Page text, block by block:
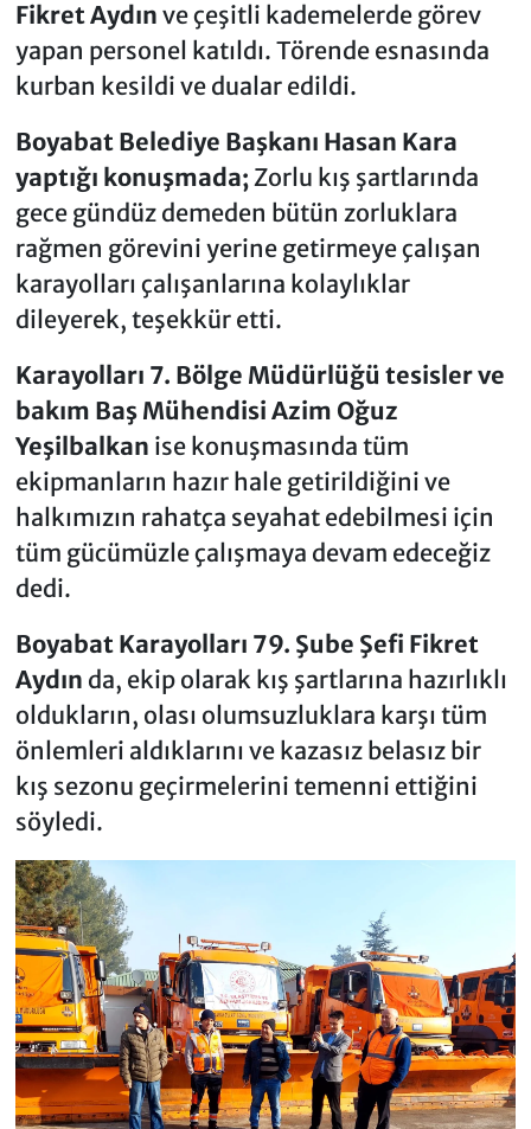
Fikret Aydın ve çeşitli kademelerde görev
yapan personel katıldı. Törende esnasında
kurban kesildi ve dualar edildi.
Boyabat Belediye Başkanı Hasan Kara
yaptığı konuşmada; Zorlu kış şartlarında
gece gündüz demeden bütün zorluklara
rağmen görevini yerine getirmeye çalışan
karayolları çalışanlarına kolaylıklar
dileyerek, teşekkür etti.
Karayolları 7. Bölge Müdürlüğü tesisler ve
bakım Baş Mühendisi Azim Oğuz
Yeşilbalkan ise konuşmasında tüm
ekipmanların hazır hale getirildiğini ve
halkımızın rahatça seyahat edebilmesi için
tüm gücümüzle çalışmaya devam edeceğiz
dedi.
Boyabat Karayolları 79. Şube Şefi Fikret
Aydın da, ekip olarak kış şartlarına hazırlıklı
oldukların, olası olumsuzluklara karşı tüm
önlemleri aldıklarını ve kazasız belasız bir
kış sezonu geçirmelerini temenni ettiğini
söyledi.